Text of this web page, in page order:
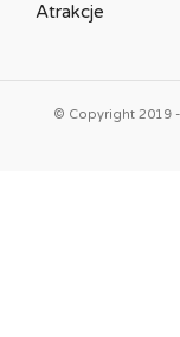
Atrakcje
© Copyright 2019 -